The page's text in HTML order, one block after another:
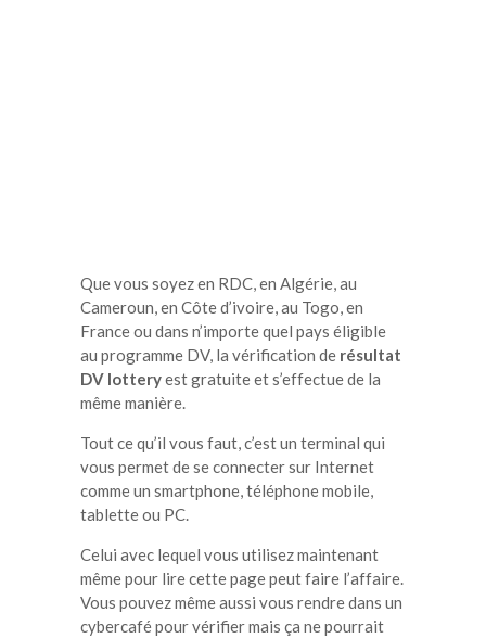
Que vous soyez en RDC, en Algérie, au
Cameroun, en Côte d’ivoire, au Togo, en
France ou dans n’importe quel pays éligible
au programme DV, la vérification de résultat
DV lotteryest gratuite et s’effectue de la
même manière.
Tout ce qu’il vous faut, c’est un terminal qui
vous permet de se connecter sur Internet
comme un smartphone, téléphone mobile,
tablette ou PC.
Celui avec lequel vous utilisez maintenant
même pour lire cette page peut faire l’affaire.
Vous pouvez même aussi vous rendre dans un
cybercafé pour vérifier mais ça ne pourrait